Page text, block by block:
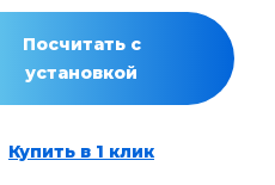
Посчитать с
установкой
Купить в 1 клик